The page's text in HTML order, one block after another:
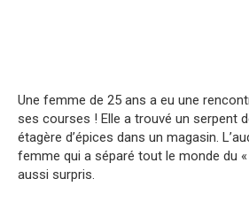
Une femme de 25 ans a eu une
ses courses ! Elle a trouvé un serpent
étagère d’épices dans un magasin.
femme qui a séparé tout le monde du
aussi surpris.